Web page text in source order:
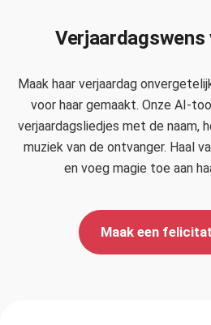
Maak haar verjaardag
voor haar gemaakt. Onze AI-
verjaardagsliedjes met de naam,
muziek van de ontvanger. Haal
en voeg magie toe aan
Maak een